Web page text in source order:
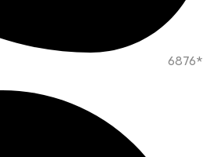
*6876